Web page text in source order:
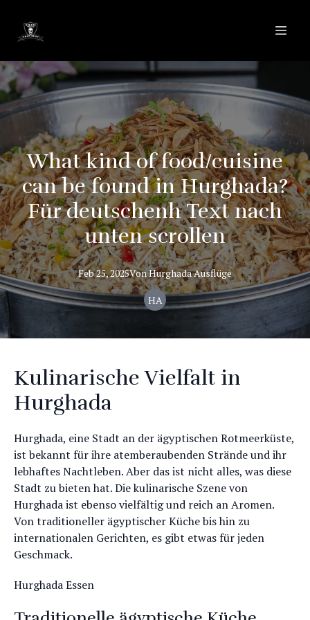
What kind of food/cuisine
can be found in Hurghada?
Für deutschenh Text nach
unten scrollen
Feb 25, 2025VonHurghadaAusflüge
HA
Kulinarische Vielfalt in
Hurghada
Hurghada, eine Stadt an der ägyptischen Rotmeerküste,
ist bekannt für ihre atemberaubenden Strände und ihr
lebhaftes Nachtleben. Aber das ist nicht alles, was diese
Stadt zu bieten hat. Die kulinarische Szene von
Hurghada ist ebenso vielfältig und reich an Aromen.
Von traditioneller ägyptischer Küche bis hin zu
internationalen Gerichten, es gibt etwas für jeden
Geschmack.
Hurghada Essen